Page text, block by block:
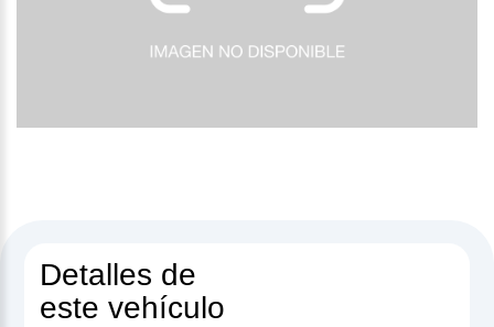
Detalles de
este vehículo